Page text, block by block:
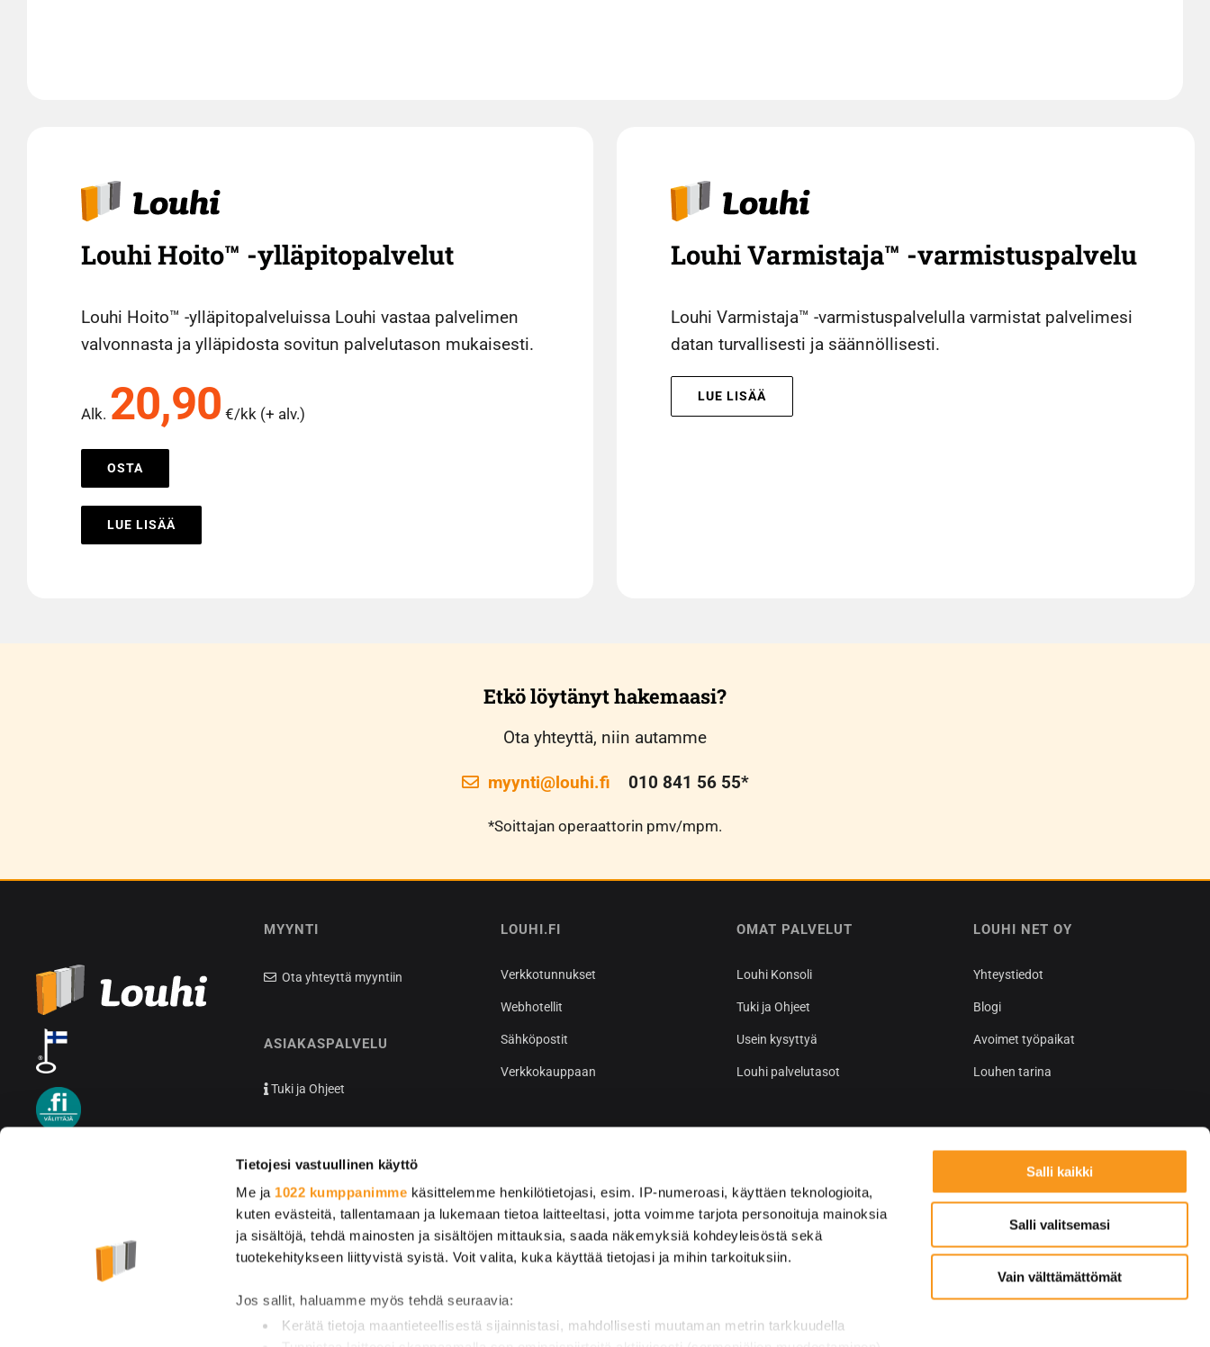
Tietojesi vastuullinen käyttö
Me ja 1022 kumppanimme käsittelemme henkilötietojasi, esim. IP-numeroasi, käyttäen teknologioita,
kuten evästeitä, tallentamaan ja lukemaan tietoa laitteeltasi, jotta voimme tarjota personoituja mainoksia
ja sisältöjä, tehdä mainosten ja sisältöjen mittauksia, saada näkemyksiä kohdeyleisöstä sekä
tuotekehitykseen liittyvistä syistä. Voit valita, kuka käyttää tietojasi ja mihin tarkoituksiin.
Jos sallit, haluamme myös tehdä seuraavia:
Kerätä tietoja maantieteellisestä sijainnistasi, mahdollisesti muutaman metrin tarkkuudella
Salli kaikki
Salli valitsemasi
Vain välttämättömät
Louhi Hoito™ -ylläpitopalvelut
Louhi Hoito™ -ylläpitopalveluissa Louhi vastaa palvelimen
valvonnasta ja ylläpidosta sovitun palvelutason mukaisesti.
Alk. 20,90 €/kk (+ alv.)
OSTA
LUE LISÄÄ
Louhi Varmistaja™ -varmistuspalvelu
Louhi Varmistaja™ -varmistuspalvelulla varmistat palvelimesi
datan turvallisesti ja säännöllisesti.
LUE LISÄÄ
Etkö löytänyt hakemaasi?
Ota yhteyttä, niin autamme
myynti@louhi.fi 010 841 56 55*
*Soittajan operaattorin pmv/mpm.
MYYNTI
Ota yhteyttä myyntiin
ASIAKASPALVELU
Tuki ja Ohjeet
LOUHI.FI
Verkkotunnukset
Webhotellit
Sähköpostit
Verkkokauppaan
OMAT PALVELUT
Louhi Konsoli
Tuki ja Ohjeet
Usein kysyttyä
Louhi palvelutasot
LOUHI NET OY
Yhteystiedot
Blogi
Avoimet työpaikat
Louhen tarina